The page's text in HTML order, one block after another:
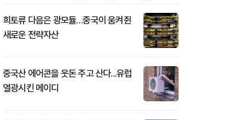
희토류 다음은 광모듈…중국이 움켜쥔
새로운 전략자산
중국산 에어콘을 웃돈 주고 산다...유럽
열광시킨 메이디